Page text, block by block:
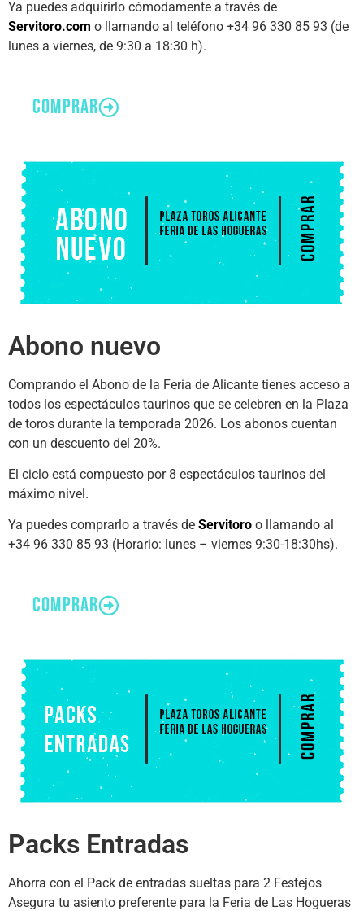
Ya puedes adquirirlo cómodamente a través de
Servitoro.com o llamando al teléfono +34 96 330 85 93 (de
lunes a viernes, de 9:30 a 18:30 h).
comprar
Abono nuevo
Comprando el Abono de la Feria de Alicante tienes acceso a
todos los espectáculos taurinos que se celebren en la Plaza
de toros durante la temporada 2026. Los abonos cuentan
con un descuento del 20%.
El ciclo está compuesto por 8 espectáculos taurinos del
máximo nivel.
Ya puedes comprarlo a través de Servitoro o llamando al
+34 96 330 85 93 (Horario: lunes – viernes 9:30-18:30hs).
comprar
Packs Entradas
Ahorra con el Pack de entradas sueltas para 2 Festejos
Asegura tu asiento preferente para la Feria de Las Hogueras